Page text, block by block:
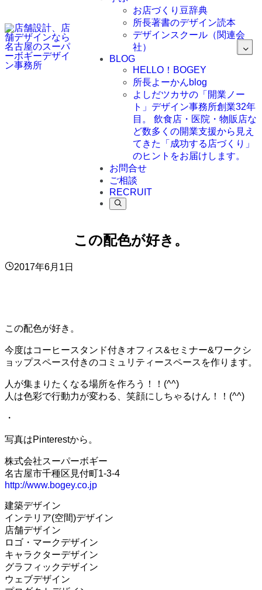
お店づくり豆辞典
所長著書のデザイン読本
デザインスクール（関連会
社）
BLOG
HELLO！BOGEY
所長よーかんblog
よしだツカサの「開業ノー
ト」 デザイン事務所創業32年
目。 飲食店・医院・物販店な
ど数多くの開業支援から見え
てきた「成功する店づくり」
のヒントをお届けします。
お問合せ
ご相談
RECRUIT
この配色が好き。
2017年6月1日
この配色が好き。
今度はコーヒースタンド付きオフィス&セミナー&ワークシ
ョップスペース付きのコミュリティースペースを作ります。
人が集まりたくなる場所を作ろう！！(^^)
人は色彩で行動力が変わる、笑顔にしちゃるけん！！(^^)
・
写真はPinterestから。
株式会社スーパーボギー
名古屋市千種区見付町1-3-4
http://www.bogey.co.jp
建築デザイン
インテリア(空間)デザイン
店舗デザイン
ロゴ・マークデザイン
キャラクターデザイン
グラフィックデザイン
ウェブデザイン